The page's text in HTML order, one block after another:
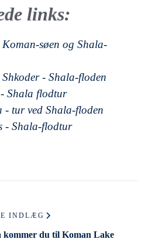
links:
søen og Shala-
- Shala-floden
- Shala flodtur
- tur ved Shala-floden
- Shala-flodtur
INDLÆG
kommer du til Koman Lake